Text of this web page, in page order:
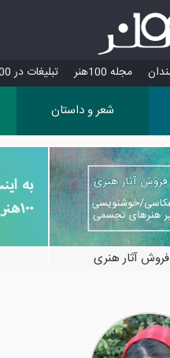
مجله 100هنر تبلیغات در 100هنر
شعر و داستان
آثار هنری